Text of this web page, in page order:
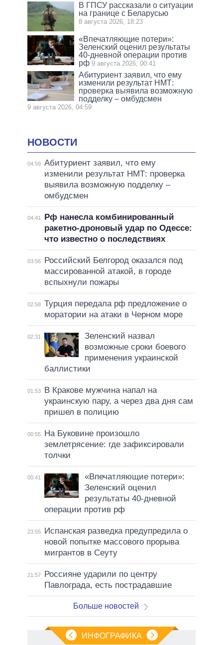
В ГПСУ рассказали о ситуации
на границе с Беларусью
8 августа 2026, 18:23
«Впечатляющие потери»:
Зеленский оценил результаты
40-дневной операции против
рф 9 августа 2026, 00:41
Абитуриент заявил, что ему
изменили результат НМТ:
проверка выявила возможную
подделку – омбудсмен
9 августа 2026, 04:59
НОВОСТИ
04:59 Абитуриент заявил, что ему
изменили результат НМТ: проверка
выявила возможную подделку –
омбудсмен
04:41
Рф нанесла комбинированный
ракетно-дроновый удар по Одессе:
что известно о последствиях
03:56
Российский Белгород оказался под
массированной атакой, в городе
вспыхнули пожары
02:58 Турция передала рф предложение о
моратории на атаки в Черном море
02:31
Зеленский назвал
возможные сроки боевого
применения украинской
баллистики
01:53
В Кракове мужчина напал на
украинскую пару, а через два дня сам
пришел в полицию
00:55
На Буковине произошло
землетрясение: где зафиксировали
толчки
00:41
«Впечатляющие потери»:
Зеленский оценил
результаты 40-дневной
операции против рф
23:55
Испанская разведка предупредила о
новой попытке массового прорыва
мигрантов в Сеуту
21:57
Россияне ударили по центру
Павлограда, есть пострадавшие
Больше новостей
ИНФОГРАФИКА